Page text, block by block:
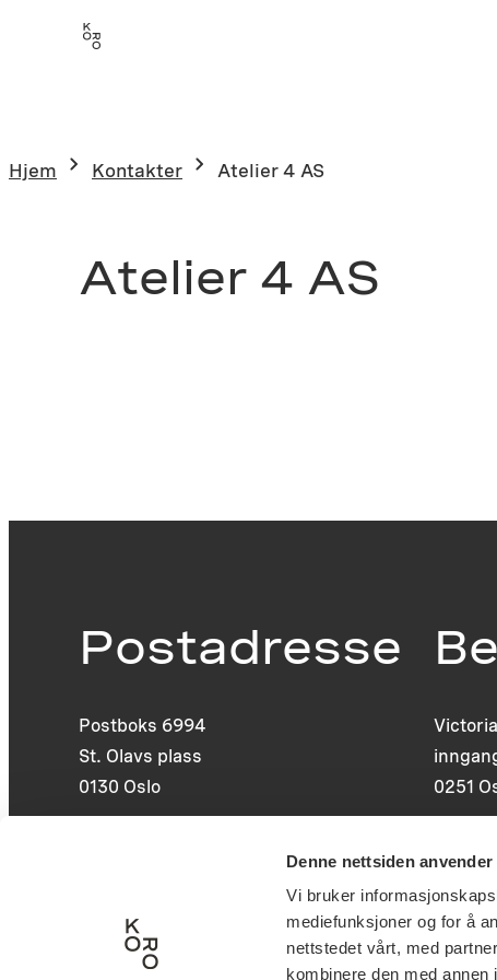
Denne nettsiden
Vi bruker
mediefunksjoner og for å
nettstedet vårt, med
kombinere den med
Hjem Kontakter Atelier 4 AS
Atelier 4 AS
Postadresse
Postboks 6994
St. Olavs plass
0130 Oslo
0251